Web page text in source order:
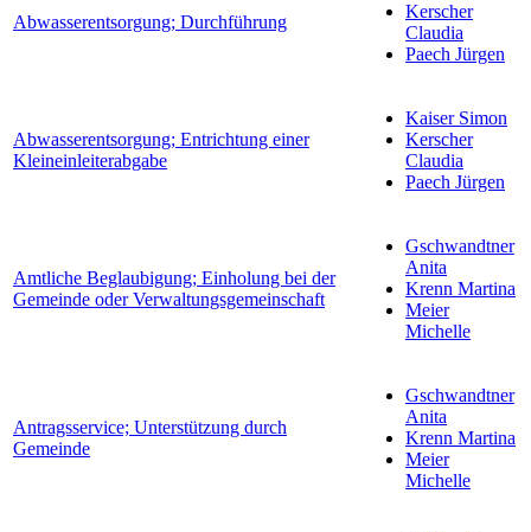
Abwasserentsorgung; Durchführung
Kerscher
Claudia
Paech Jürgen
Abwasserentsorgung; Entrichtung einer
Kleineinleiterabgabe
Kaiser Simon
Kerscher
Claudia
Paech Jürgen
Amtliche Beglaubigung; Einholung bei der
Gemeinde oder Verwaltungsgemeinschaft
Gschwandtner
Anita
Krenn Martina
Meier
Michelle
Antragsservice; Unterstützung durch
Gemeinde
Gschwandtner
Anita
Krenn Martina
Meier
Michelle